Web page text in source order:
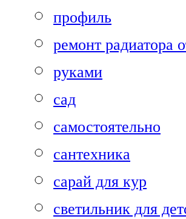
профиль
ремонт радиатора
руками
сад
самостоятельно
сантехника
сарай для кур
светильник для